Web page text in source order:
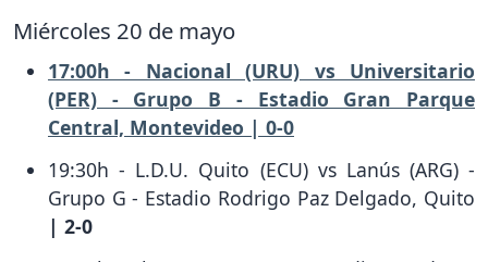
Miércoles 20 de mayo
17:00h - Nacional (URU) vs Universitario
(PER) - Grupo B - Estadio Gran Parque
Central, Montevideo | 0-0
19:30h - L.D.U. Quito (ECU) vs Lanús (ARG) -
Grupo G - Estadio Rodrigo Paz Delgado, Quito
| 2-0